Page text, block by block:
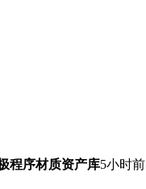
程序材质资产库5小时前